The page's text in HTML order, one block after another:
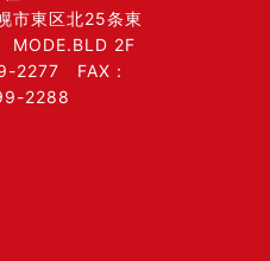
市東区北25条東
MODE.BLD 2F
2277 FAX：
2288